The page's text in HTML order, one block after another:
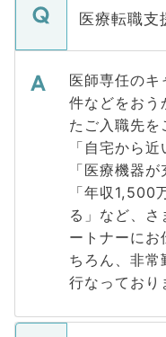
医療転職支
医師専任のキ
件などをおう
たご入職先を
「自宅から
「医療機器
「年収1,500
る」など、
ートナーにお
ちろん、非常
行なっており